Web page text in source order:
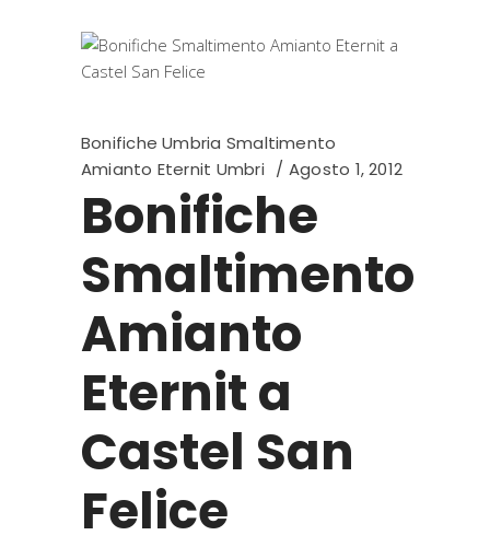
Bonifiche Umbria Smaltimento
Amianto Eternit Umbri
Agosto 1, 2012
Bonifiche
Smaltimento
Amianto
Eternit a
Castel San
Felice